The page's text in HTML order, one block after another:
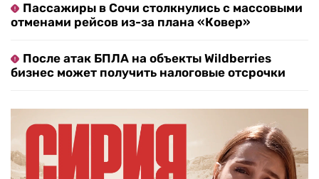
Пассажиры в Сочи столкнулись с массовыми
отменами рейсов из-за плана «Ковер»
После атак БПЛА на объекты Wildberries
бизнес может получить налоговые отсрочки